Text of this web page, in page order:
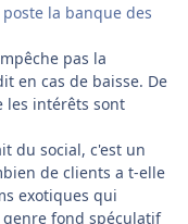
la banque des
pas la
en cas de baisse. De
les intérêts sont
du social, c'est un
de clients a t-elle
exotiques qui
fond spéculatif